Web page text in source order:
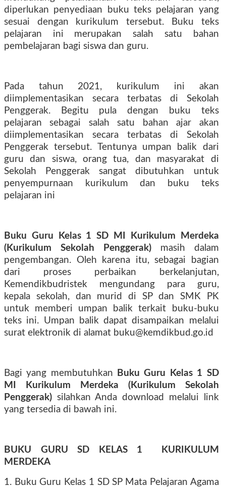
diperlukan penyediaan buku teks pelajaran yang
sesuai dengan kurikulum tersebut. Buku teks
pelajaran ini merupakan salah satu bahan
pembelajaran bagi siswa dan guru.
Pada tahun 2021, kurikulum ini akan
diimplementasikan secara terbatas di Sekolah
Penggerak. Begitu pula dengan buku teks
pelajaran sebagai salah satu bahan ajar akan
diimplementasikan secara terbatas di Sekolah
Penggerak tersebut. Tentunya umpan balik dari
guru dan siswa, orang tua, dan masyarakat di
Sekolah Penggerak sangat dibutuhkan untuk
penyempurnaan kurikulum dan buku teks
pelajaran ini
Buku Guru Kelas 1 SD MI
Kurikulum Merdeka
(Kurikulum Sekolah Penggerak)
masih dalam
pengembangan. Oleh karena itu, sebagai bagian
dari proses perbaikan berkelanjutan,
Kemendikbudristek mengundang para guru,
kepala sekolah, dan murid di SP dan SMK PK
untuk memberi umpan balik terkait buku-buku
teks ini. Umpan balik dapat disampaikan melalui
surat elektronik di alamat buku@kemdikbud.go.id
Bagi yang membutuhkan
Buku Guru Kelas 1 SD
MI
Kurikulum Merdeka (Kurikulum Sekolah
Penggerak) silahkan Anda download melalui link
yang tersedia di bawah ini.
BUKU GURU SD KELAS 1 KURIKULUM
MERDEKA
1. Buku Guru Kelas 1 SD SP Mata Pelajaran Agama